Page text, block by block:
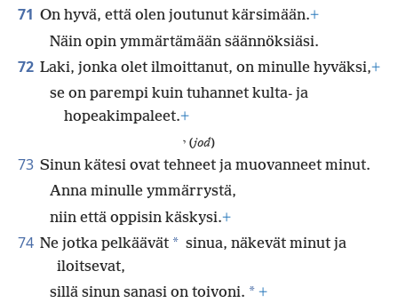
71 On hyvä, että olen joutunut kärsimään.+
Näin opin ymmärtämään säännöksiäsi.
72 Laki, jonka olet ilmoittanut, on minulle hyväksi,+
se on parempi kuin tuhannet kulta- ja
hopeakimpaleet.+
י (jod)
73 Sinun kätesi ovat tehneet ja muovanneet minut.
Anna minulle ymmärrystä,
niin että oppisin käskysi.+
74 Ne jotka pelkäävät * sinua, näkevät minut ja
iloitsevat,
sillä sinun sanasi on toivoni. * +